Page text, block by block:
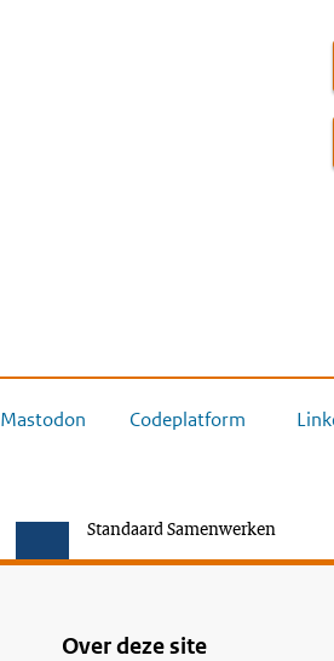
Mastodon Codeplatform
Standaard Samenwerken
Over deze site